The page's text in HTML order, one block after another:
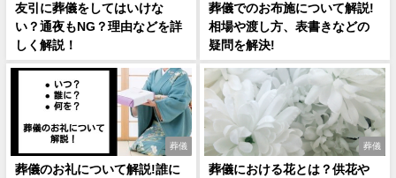
友引に葬儀をしてはいけな
い？通夜もNG？理由などを詳
しく解説！
葬儀でのお布施について解説!
相場や渡し方、表書きなどの
疑問を解決!
葬儀
葬儀のお礼について解説!誰に
葬儀
葬儀における花とは？供花や